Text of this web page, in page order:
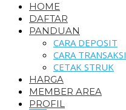
HOME
DAFTAR
PANDUAN
CARA DEPOSIT
CARA TRANSAKSI
CETAK STRUK
HARGA
MEMBER AREA
PROFIL